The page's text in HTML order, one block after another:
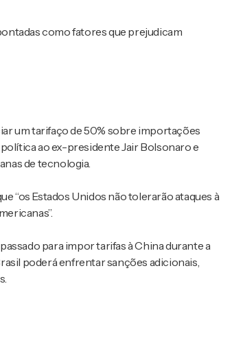
como fatores que prejudicam
um tarifaço de 50% sobre importações
ao ex-presidente Jair Bolsonaro e
de tecnologia.
“os Estados Unidos não tolerarão ataques à
para impor tarifas à China durante a
poderá enfrentar sanções adicionais,